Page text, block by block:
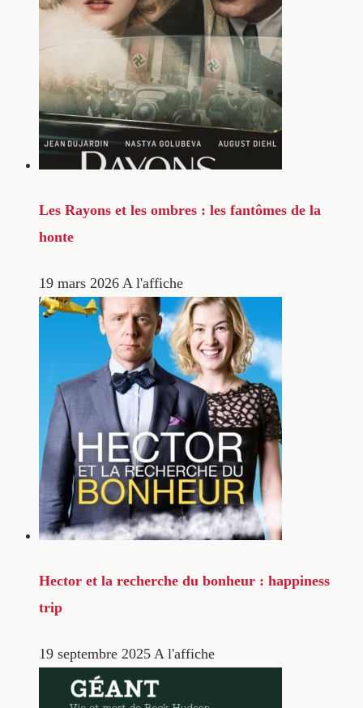
Les Rayons et les ombres : les fantômes de la
honte
19 mars 2026 A l'affiche
Hector et la recherche du bonheur : happiness
trip
19 septembre 2025 A l'affiche